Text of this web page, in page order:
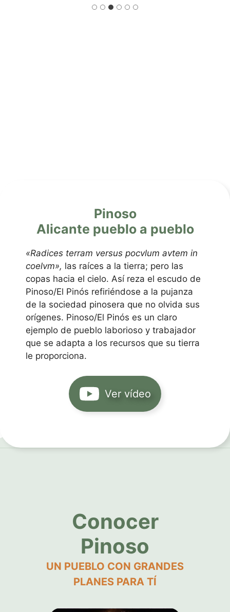
Pinoso
Alicante pueblo a pueblo
«Radices terram versus pocvlum avtem in
coelvm», las raíces a la tierra; pero las
copas hacia el cielo. Así reza el escudo de
Pinoso/El Pinós refiriéndose a la pujanza
de la sociedad pinosera que no olvida sus
orígenes. Pinoso/El Pinós es un claro
ejemplo de pueblo laborioso y trabajador
que se adapta a los recursos que su tierra
le proporciona.
Ver vídeo
Conocer
Pinoso
UN PUEBLO CON GRANDES
PLANES PARA TÍ